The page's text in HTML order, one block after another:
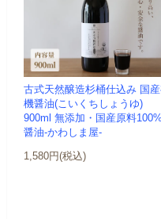
古式天然醸造杉桶仕込み 国
機醤油(こいくちしょうゆ)
900ml 無添加・国産原料
醤油-かわしま屋-
1,580円(税込)